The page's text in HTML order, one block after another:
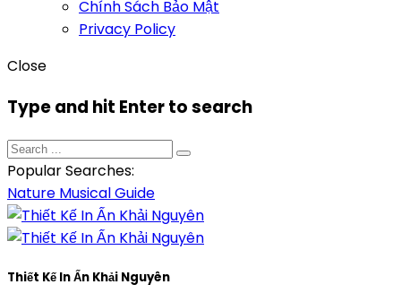
Chính Sách Bảo Mật
Privacy Policy
Close
Type and hit Enter to search
Popular Searches:
Nature MusicalGuide
Thiết Kế In Ấn Khải Nguyên